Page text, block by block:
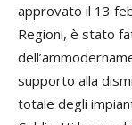
approvato il 13
Regioni, è stato
supporto alla
totale degli